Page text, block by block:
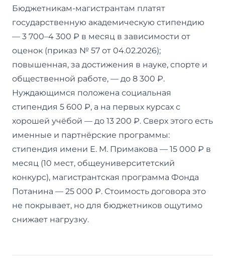
Бюджетникам-магистрантам платят
государственную академическую стипендию
— 3 700–4 300 ₽ в месяц в зависимости от
оценок (приказ № 57 от 04.02.2026);
повышенная, за достижения в науке, спорте и
общественной работе, — до 8 300 ₽.
Нуждающимся положена социальная
стипендия 5 600 ₽, а на первых курсах с
хорошей учёбой — до 13 200 ₽. Сверх этого есть
именные и партнёрские программы:
стипендия имени Е. М. Примакова — 15 000 ₽ в
месяц (10 мест, общеуниверситетский
конкурс), магистрантская программа Фонда
Потанина — 25 000 ₽. Стоимость договора это
не покрывает, но для бюджетников ощутимо
снижает нагрузку.